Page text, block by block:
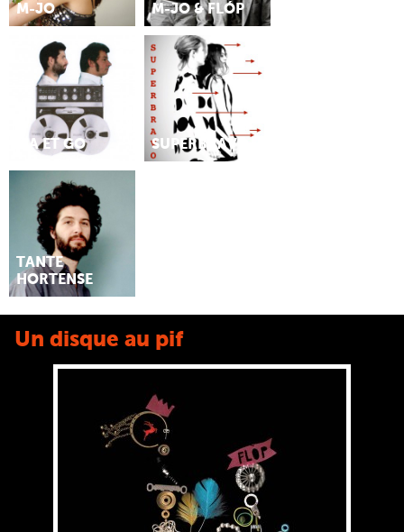
M-JO M-JO & FLÓP
MA ET GO SUPERBRAVO
TANTE
HORTENSE
Un disque au pif